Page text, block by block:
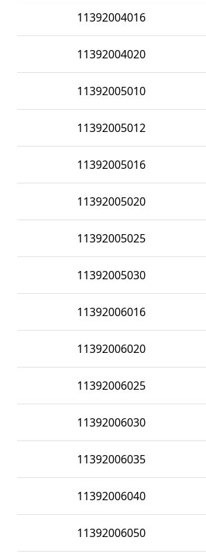
11392004016
11392004020
11392005010
11392005012
11392005016
11392005020
11392005025
11392005030
11392006016
11392006020
11392006025
11392006030
11392006035
11392006040
11392006050